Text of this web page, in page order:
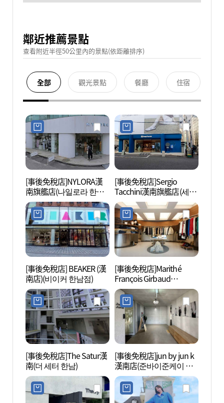
鄰近推薦景點
查看附近半徑50公里內的景點(依距離排序)
全部 觀光景點 餐廳 住宿
[事後免稅店]NYLORA漢
南旗艦店(나일로라 한남
플래그십스토어)
[事後免稅店]Sergio
Tacchini漢南旗艦店(세르
지오타키니 한남플래그
십스토어)
[事後免稅店] BEAKER (漢
南店)(비이커 한남점)
[事後免稅店]Marithé
François Girbaud
Essentiel漢南店(마리떼프
랑소와저버 에쌍시엘 한
남점)
[事後免稅店]The Satur漢
南(더 세터 한남)
[事後免稅店]jun by jun k
漢南店(준바이준케이 한
남점)